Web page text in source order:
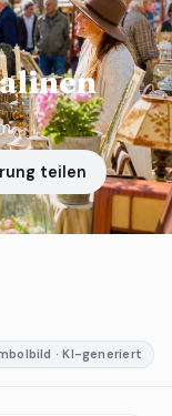
teilen
· KI-generiert